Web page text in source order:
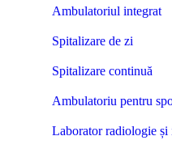
Ambulatoriul integrat
Spitalizare de zi
Spitalizare continuă
Ambulatoriu pentru
Laborator radiologie și